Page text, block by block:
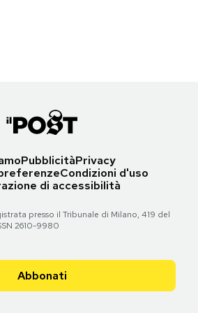
Images
PubblicitàPrivacy
Condizioni d'uso
di accessibilità
presso il Tribunale di Milano, 419 del
2610-9980
Abbonati